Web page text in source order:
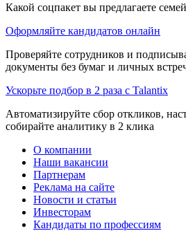
Какой соцпакет вы предлагаете
Оформляйте кандидатов онлайн
Проверяйте сотрудников и
документы без бумаг и личных
Ускорьте подбор в 2 раза с Talantix
Автоматизируйте сбор откликов,
собирайте аналитику в 2 клика
О компании
Наши вакансии
Партнерам
Реклама на сайте
Новости и статьи
Инвесторам
Кандидаты по профессиям